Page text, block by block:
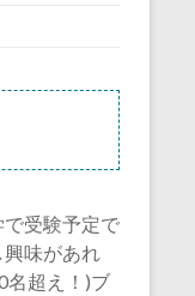
受験予定で
味があれ
名超え！)ブ